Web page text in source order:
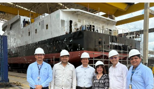
LA
ORDEN
JULIO
GARAVITO
EN
UNA
JORNADA
DE